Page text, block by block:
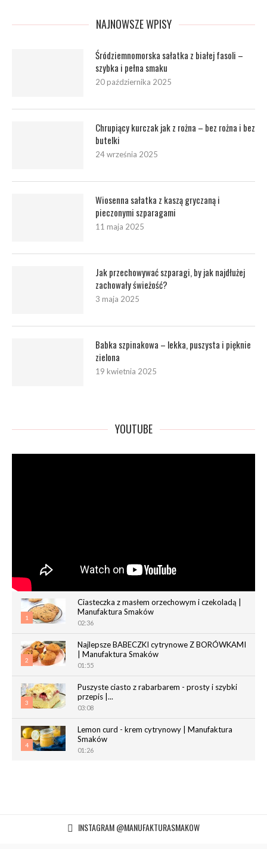
NAJNOWSZE WPISY
Śródziemnomorska sałatka z białej fasoli –
szybka i pełna smaku
20 października 2025
Chrupiący kurczak jak z rożna – bez rożna i bez
butelki
24 września 2025
Wiosenna sałatka z kaszą gryczaną i
pieczonymi szparagami
11 maja 2025
Jak przechowywać szparagi, by jak najdłużej
zachowały świeżość?
3 maja 2025
Babka szpinakowa – lekka, puszysta i pięknie
zielona
19 kwietnia 2025
YOUTUBE
1
Ciasteczka z masłem orzechowym i czekoladą |
Manufaktura Smaków
02:36
2
Najlepsze BABECZKI cytrynowe Z BORÓWKAMI
| Manufaktura Smaków
01:55
3
Puszyste ciasto z rabarbarem - prosty i szybki
przepis |...
03:08
4
Lemon curd - krem cytrynowy | Manufaktura
Smaków
01:26
01:40
INSTAGRAM @MANUFAKTURASMAKOW